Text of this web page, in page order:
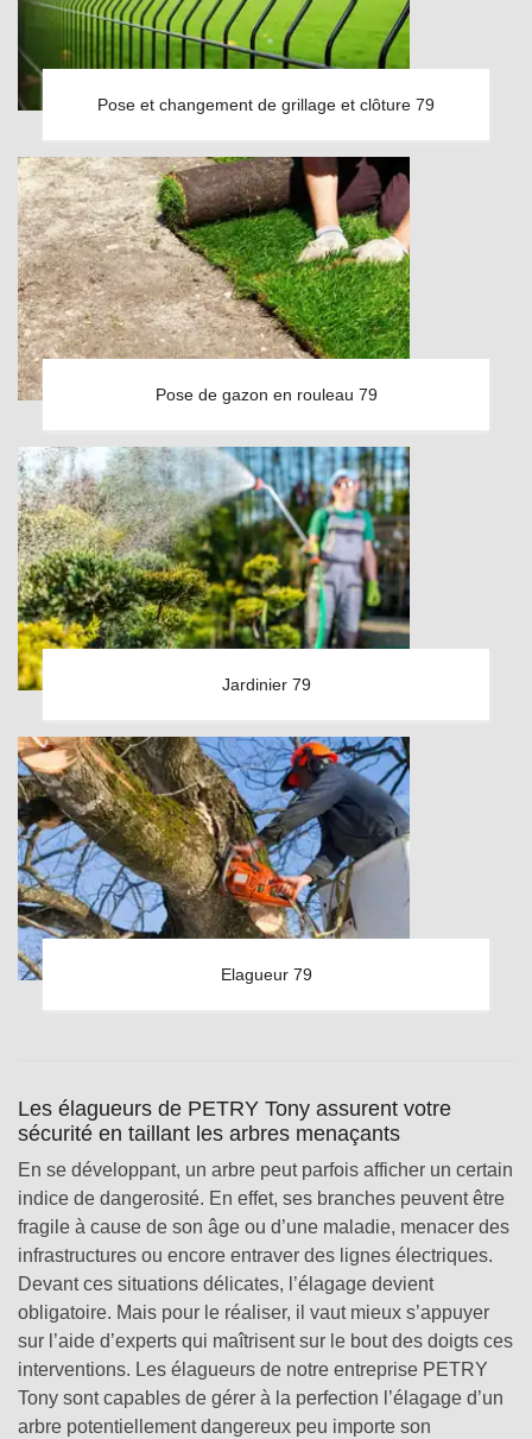
Pose et changement de grillage et clôture 79
Pose de gazon en rouleau 79
Jardinier 79
Elagueur 79
Les élagueurs de PETRY Tony assurent votre
sécurité en taillant les arbres menaçants
En se développant, un arbre peut parfois afficher un certain
indice de dangerosité. En effet, ses branches peuvent être
fragile à cause de son âge ou d’une maladie, menacer des
infrastructures ou encore entraver des lignes électriques.
Devant ces situations délicates, l’élagage devient
obligatoire. Mais pour le réaliser, il vaut mieux s’appuyer
sur l’aide d’experts qui maîtrisent sur le bout des doigts ces
interventions. Les élagueurs de notre entreprise PETRY
Tony sont capables de gérer à la perfection l’élagage d’un
arbre potentiellement dangereux peu importe son